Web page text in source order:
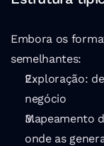
Embora os
semelhantes:
Exploração:
negócio
Mapeamento
onde as